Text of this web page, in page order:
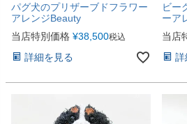
パグ犬のプリザーブドフラワー
アレンジBeauty
当店特別価格 ¥38,500税込
詳細を見る
ビー
ーア
当店
詳